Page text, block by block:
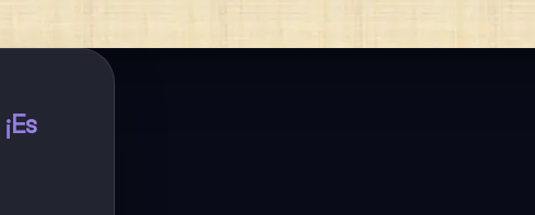
¡Es